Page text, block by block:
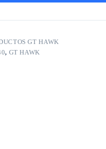
GT HAWK
, GT HAWK